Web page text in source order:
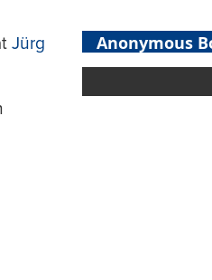
Jürg
Anonymous